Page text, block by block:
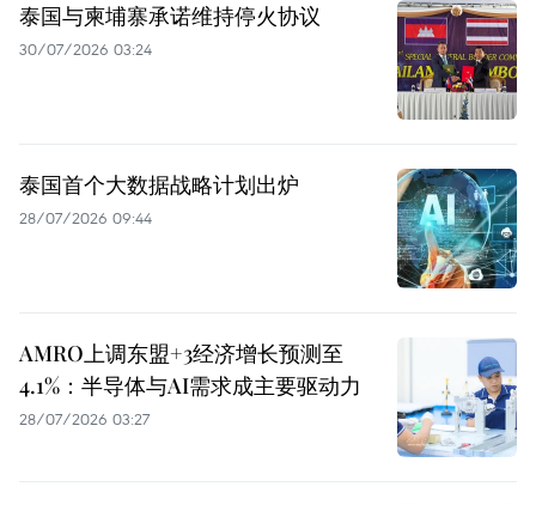
泰国与柬埔寨承诺维持停火协议
30/07/2026 03:24
泰国首个大数据战略计划出炉
28/07/2026 09:44
AMRO上调东盟+3经济增长预测至
4.1%：半导体与AI需求成主要驱动力
28/07/2026 03:27